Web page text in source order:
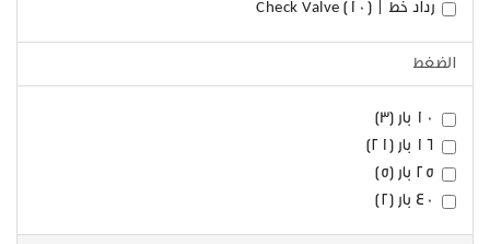
رداد خط | Check Valve (10)
الضغط
10 بار (3)
16 بار (21)
25 بار (5)
40 بار (2)